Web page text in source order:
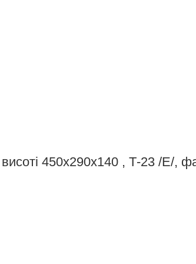
450х290х140 , Т-23 /Е/,